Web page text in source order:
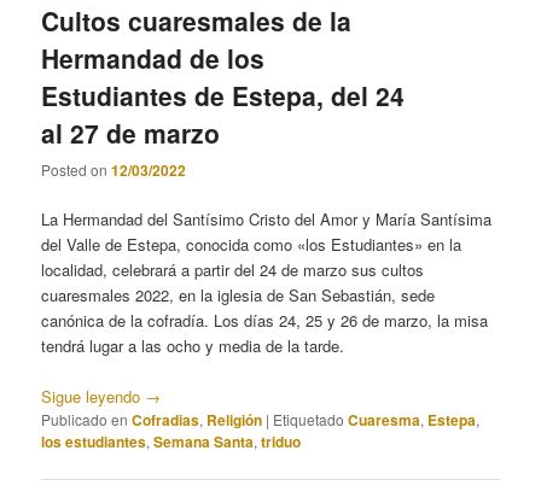
Cultos cuaresmales de la
Hermandad de los
Estudiantes de Estepa, del 24
al 27 de marzo
Posted on12/03/2022
La Hermandad del Santísimo Cristo del Amor y María Santísima
del Valle de Estepa, conocida como «los Estudiantes» en la
localidad, celebrará a partir del 24 de marzo sus cultos
cuaresmales 2022, en la iglesia de San Sebastián, sede
canónica de la cofradía. Los días 24, 25 y 26 de marzo, la misa
tendrá lugar a las ocho y media de la tarde.
Sigue leyendo →
Publicado en Cofradias, Religión | Etiquetado Cuaresma, Estepa,
los estudiantes,Semana Santa,triduo